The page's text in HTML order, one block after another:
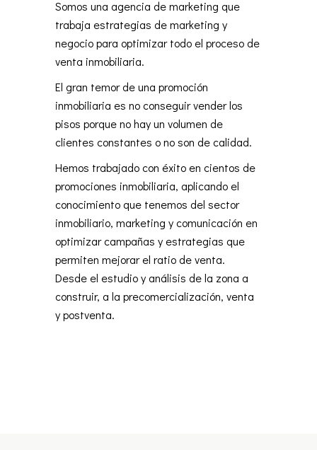
Somos una agencia de marketing que
trabaja estrategias de marketing y
negocio para optimizar todo el proceso de
venta inmobiliaria.
El gran temor de una promoción
inmobiliaria es no conseguir vender los
pisos porque no hay un volumen de
clientes constantes o no son de calidad.
Hemos trabajado con éxito en cientos de
promociones inmobiliaria, aplicando el
conocimiento que tenemos delsector
inmobiliario, marketing y comunicación en
optimizar campañas y estrategias que
permiten mejorar el ratio de venta.
Desde el estudio y análisis de la zona a
construir, a la precomercialización, venta
y postventa.